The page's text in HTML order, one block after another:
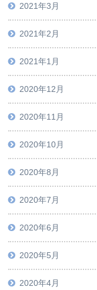
2021年3月
2021年2月
2021年1月
2020年12月
2020年11月
2020年10月
2020年8月
2020年7月
2020年6月
2020年5月
2020年4月